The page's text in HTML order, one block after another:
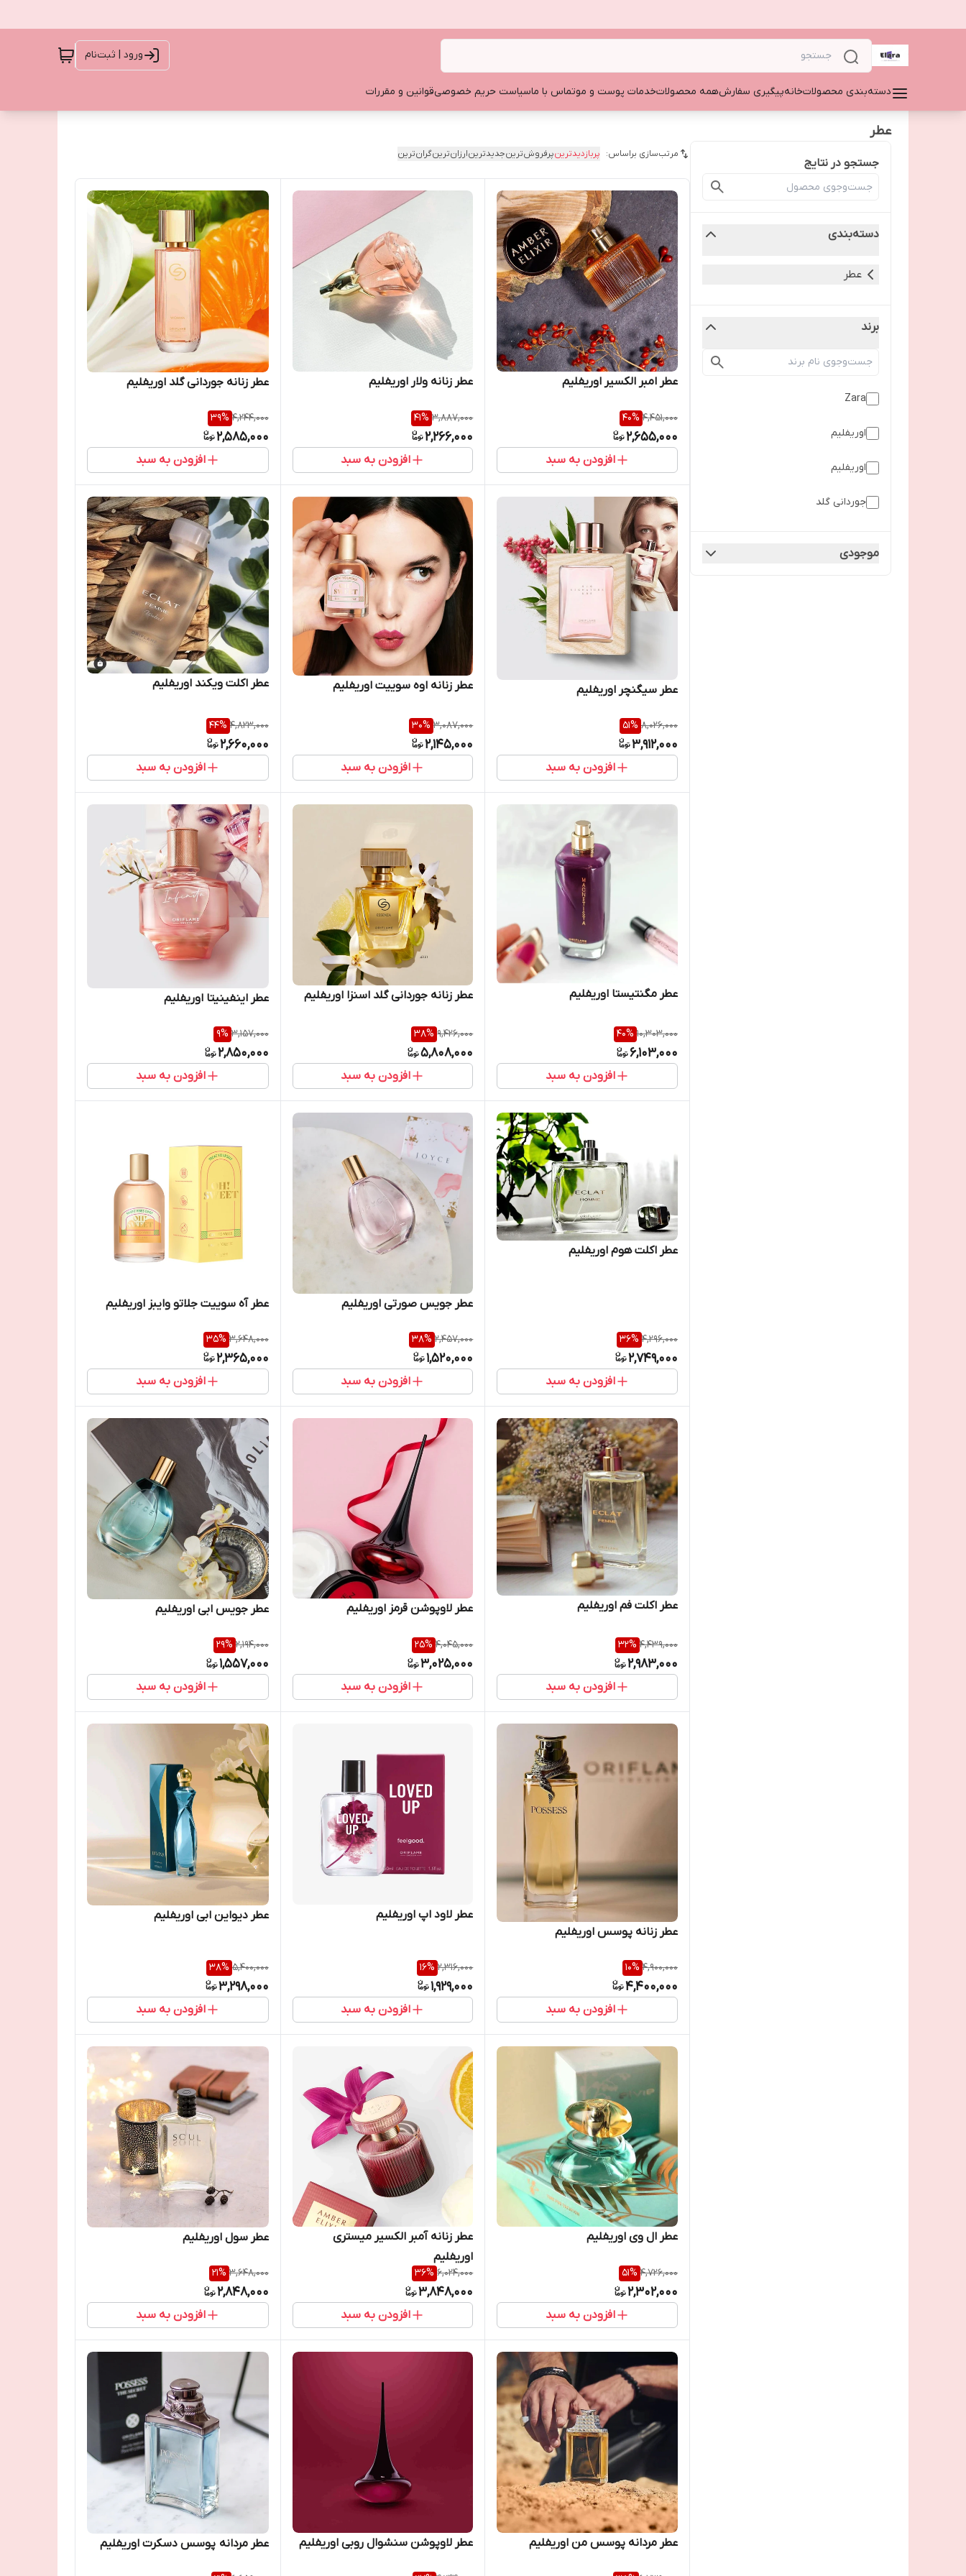
ورود | ثبت‌نام
دسته‌بندی محصولاتخانهپیگیری سفارشهمه محصولاتخدمات پوست و موتماس با ماسیاست حریم خصوصیقوانین و مقررات
عطر
جستجو در نتایج
دسته‌بندی
عطر
برند
Zara
اوریفلیم
اوریفلیم
جوردانی گلد
موجودی
مرتب‌سازی براساس: پربازدیدترینپرفروش‌ترینجدیدترینارزان‌ترینگران‌ترین
عطر امبر الکسیر اوریفلیم
4,451,000
40%
2,655,000
افزودن به سبد
عطر زنانه ولار اوریفلیم
3,887,000
41%
2,266,000
افزودن به سبد
عطر زنانه جوردانی گلد اوریفلیم
4,244,000
39%
2,585,000
افزودن به سبد
عطر سیگنچر اوریفلیم
8,026,000
51%
3,912,000
افزودن به سبد
عطر زنانه اوه سوییت اوریفلیم
3,087,000
30%
2,145,000
افزودن به سبد
عطر اکلت ویکند اوریفلیم
4,823,000
44%
2,660,000
افزودن به سبد
عطر مگنتیستا اوریفلیم
10,303,000
40%
6,103,000
افزودن به سبد
عطر زنانه جوردانی گلد اسنزا اوریفلیم
9,426,000
38%
5,808,000
افزودن به سبد
عطر اینفینیتا اوریفلیم
3,157,000
9%
2,850,000
افزودن به سبد
عطر اکلت هوم اوریفلیم
4,296,000
36%
2,749,000
افزودن به سبد
عطر جویس صورتی اوریفلیم
2,457,000
38%
1,520,000
افزودن به سبد
عطر آه سوییت جلاتو وایبز اوریفلیم
3,648,000
35%
2,365,000
افزودن به سبد
عطر اکلت فم اوریفلیم
4,439,000
32%
2,983,000
افزودن به سبد
عطر لاوپوشن قرمز اوریفلیم
4,045,000
25%
3,025,000
افزودن به سبد
عطر جویس ابی اوریفلیم
2,194,000
29%
1,557,000
افزودن به سبد
عطر زنانه پوسس اوریفلیم
4,900,000
10%
4,400,000
افزودن به سبد
عطر لاود اپ اوریفلیم
2,316,000
16%
1,929,000
افزودن به سبد
عطر دیواین ابی اوریفلیم
5,400,000
38%
3,298,000
افزودن به سبد
عطر ال وی اوریفلیم
4,726,000
51%
2,302,000
افزودن به سبد
عطر زنانه آمبر الکسیر میستری
اوریفلیم
6,024,000
36%
3,848,000
افزودن به سبد
عطر سول اوریفلیم
3,648,000
21%
2,848,000
افزودن به سبد
عطر مردانه پوسس من اوریفلیم عطر لاوپوشن سنشوال روبی اوریفلیم عطر مردانه پوسس دسکرت اوریفلیم